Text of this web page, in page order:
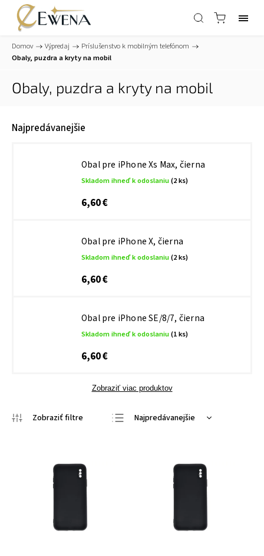
Domov / Výpredaj / Príslušenstvo k mobilným telefónom /
Obaly, puzdra a kryty na mobil
Obaly, puzdra a kryty na mobil
Najpredávanejšie
Obal pre iPhone Xs Max, čierna
Skladom ihneď k odoslaniu(2 ks)
6,60 €
Obal pre iPhone X, čierna
Skladom ihneď k odoslaniu(2 ks)
6,60 €
Obal pre iPhone SE/8/7, čierna
Skladom ihneď k odoslaniu(1 ks)
6,60 €
Zobraziť viac produktov
Najpredávanejšie